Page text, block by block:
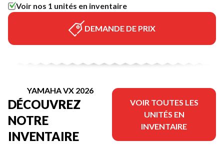
Voir nos 1 unités en inventaire
DEMANDE DE PRIX
YAMAHA VX 2026
DÉCOUVREZ
NOTRE
INVENTAIRE
VOIR TOUTES LES
UNITÉS EN
INVENTAIRE